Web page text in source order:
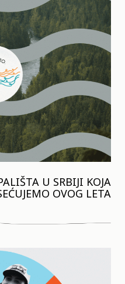
U SRBIJI KOJA
OVOG LETA